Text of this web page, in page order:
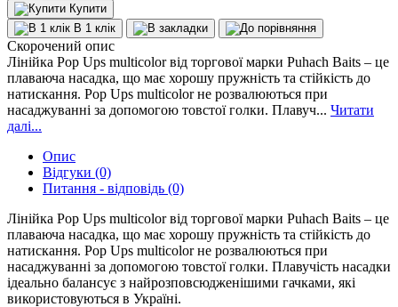
Купити
В 1 клік
Скорочений опис
Лінійка Pop Ups multicolor від торгової марки Puhach Baits – це
плаваюча насадка, що має хорошу пружність та стійкість до
натискання. Pop Ups multicolor не розвалюються при
насаджуванні за допомогою товстої голки. Плавуч... Читати
далі...
Опис
Відгуки (0)
Питання - відповідь (0)
Лінійка Pop Ups multicolor від торгової марки Puhach Baits – це
плаваюча насадка, що має хорошу пружність та стійкість до
натискання. Pop Ups multicolor не розвалюються при
насаджуванні за допомогою товстої голки. Плавучість насадки
ідеально балансує з найрозповсюдженішими гачками, які
використовуються в Україні.